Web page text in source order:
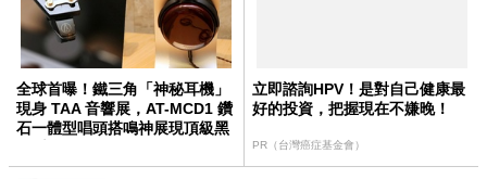
全球首曝！鐵三角「神秘耳機」
現身 TAA 音響展，AT-MCD1 鑽
石一體型唱頭搭鳴神展現頂級黑
立即諮詢HPV！是對自己健康最
好的投資，把握現在不嫌晚！
PR（台灣癌症基金會）